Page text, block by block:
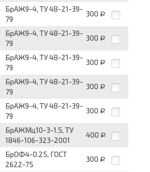
БрАЖ9-4, ТУ 48-21-39-
79
300 Р
БрАЖ9-4, ТУ 48-21-39-
79
300 Р
БрАЖ9-4, ТУ 48-21-39-
79
300 Р
БрАЖ9-4, ТУ 48-21-39-
79
300 Р
БрАЖ9-4, ТУ 48-21-39-
79
300 Р
БрАЖМц10-3-1.5, ТУ
1846-106-323-2001
400 Р
БрОФ4-0.25, ГОСТ
2622-75
300 Р